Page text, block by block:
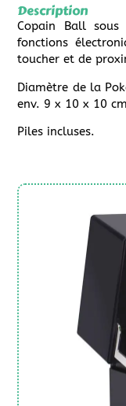
Description
Copain Ball sous
fonctions
toucher et de
Diamètre de la
env. 9 x 10 x 10
Piles incluses.